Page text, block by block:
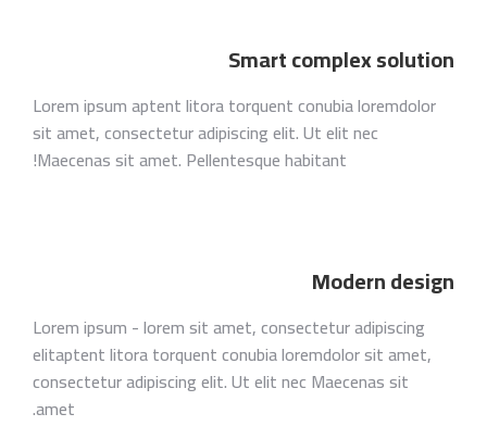
Smart complex solution
Lorem ipsum aptent litora torquent conubia loremdolor
sit amet, consectetur adipiscing elit. Ut elit nec
Maecenas sit amet. Pellentesque habitant!
Modern design
Lorem ipsum - lorem sit amet, consectetur adipiscing
elitaptent litora torquent conubia loremdolor sit amet,
consectetur adipiscing elit. Ut elit nec Maecenas sit
amet.